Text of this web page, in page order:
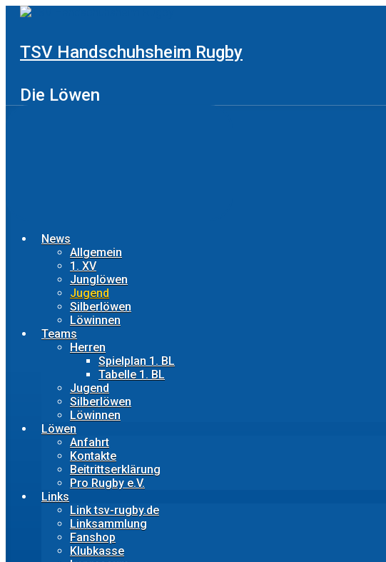
Zum
TSV Handschuhsheim Rugby
Die Löwen
News
Allgemein
1. XV
Junglöwen
Jugend
Silberlöwen
Löwinnen
Teams
Herren
Spielplan 1. BL
Tabelle 1. BL
Jugend
Silberlöwen
Löwinnen
Löwen
Anfahrt
Kontakte
Beitrittserklärung
Pro Rugby e.V.
Links
Link tsv-rugby.de
Linksammlung
Fanshop
Klubkasse